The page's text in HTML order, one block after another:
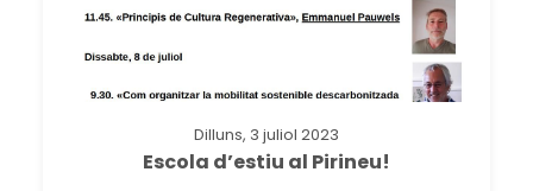
Dilluns, 3 juliol 2023
Escola d’estiu al Pirineu!